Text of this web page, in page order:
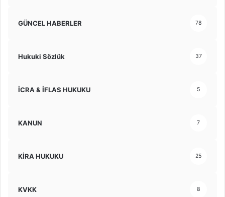
GÜNCEL HABERLER 78
Hukuki Sözlük 37
İCRA & İFLAS HUKUKU 5
KANUN 7
KİRA HUKUKU 25
KVKK 8